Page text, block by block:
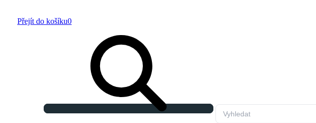
Přejít do košíku0